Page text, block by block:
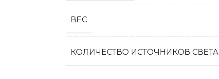
ВЕС
КОЛИЧЕСТВО ИСТОЧНИКОВ СВЕТА